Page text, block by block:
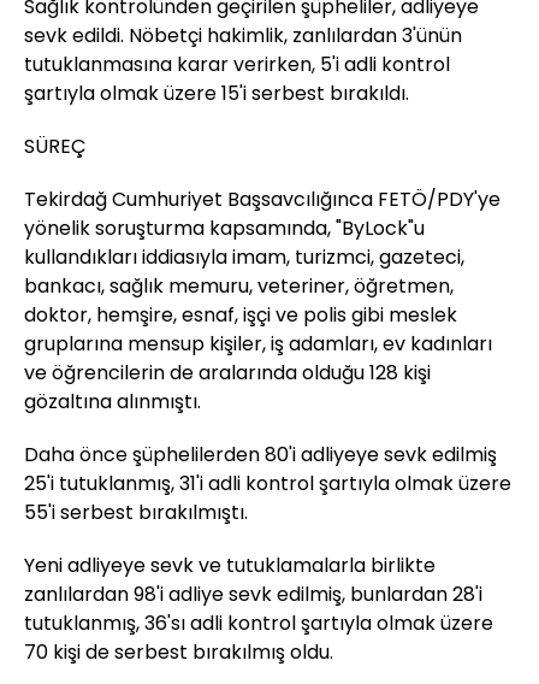
Sağlık kontrolünden geçirilen şüpheliler, adliyeye
sevk edildi. Nöbetçi hakimlik, zanlılardan 3'ünün
tutuklanmasına karar verirken, 5'i adli kontrol
şartıyla olmak üzere 15'i serbest bırakıldı.
SÜREÇ
Tekirdağ Cumhuriyet Başsavcılığınca FETÖ/PDY'ye
yönelik soruşturma kapsamında, "ByLock"u
kullandıkları iddiasıyla imam, turizmci, gazeteci,
bankacı, sağlık memuru, veteriner, öğretmen,
doktor, hemşire, esnaf, işçi ve polis gibi meslek
gruplarına mensup kişiler, iş adamları, ev kadınları
ve öğrencilerin de aralarında olduğu 128 kişi
gözaltına alınmıştı.
Daha önce şüphelilerden 80'i adliyeye sevk edilmiş
25'i tutuklanmış, 31'i adli kontrol şartıyla olmak üzere
55'i serbest bırakılmıştı.
Yeni adliyeye sevk ve tutuklamalarla birlikte
zanlılardan 98'i adliye sevk edilmiş, bunlardan 28'i
tutuklanmış, 36'sı adli kontrol şartıyla olmak üzere
70 kişi de serbest bırakılmış oldu.